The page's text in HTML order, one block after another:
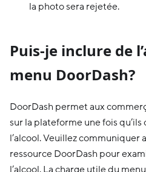
la photo sera rejetée.
Puis-je inclure de
menu DoorDash?
DoorDash permet aux
sur la plateforme une fois
l’alcool. Veuillez communiquer
ressource DoorDash pour